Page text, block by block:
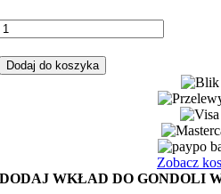
Dodaj do koszyka
Zobacz
DODAJ WKŁAD DO GONDOLI